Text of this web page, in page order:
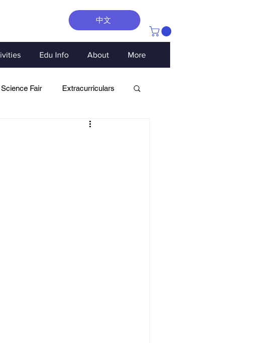
中文
Edu Info About More
Science Fair Extracurriculars